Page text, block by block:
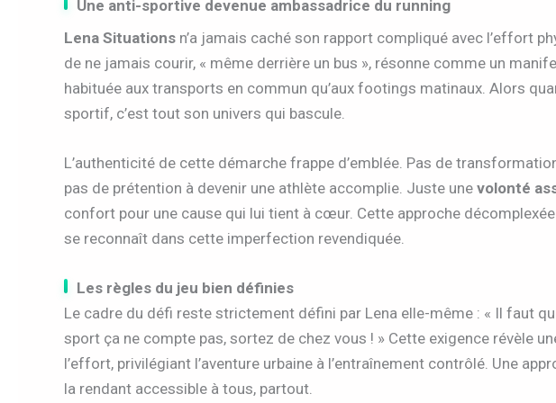
Une anti-sportive devenue ambassadrice du running
Lena Situations n’a jamais caché son rapport compliqué avec l’effort
de ne jamais courir, « même derrière un bus », résonne comme un
habituée aux transports en commun qu’aux footings matinaux. Alors
sportif, c’est tout son univers qui bascule.
L’authenticité de cette démarche frappe d’emblée. Pas de
pas de prétention à devenir une athlète accomplie. Juste une volonté
confort pour une cause qui lui tient à cœur. Cette approche
se reconnaît dans cette imperfection revendiquée.
Les règles du jeu bien définies
Le cadre du défi reste strictement défini par Lena elle-même : « Il faut
sport ça ne compte pas, sortez de chez vous ! » Cette exigence révèle
l’effort, privilégiant l’aventure urbaine à l’entraînement contrôlé. Une
la rendant accessible à tous, partout.